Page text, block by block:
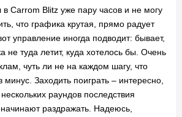
в Carrom Blitz уже пару часов и не могу
что графика крутая, прямо радует
управление иногда подводит: бывает,
не туда летит, куда хотелось бы. Очень
чуть ли не на каждом шагу, что
минус. Заходить поиграть – интересно,
раундов последствия
раздражать. Надеюсь,